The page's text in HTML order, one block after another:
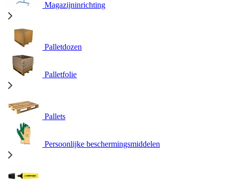
Magazijninrichting
Palletdozen
Palletfolie
Pallets
Persoonlijke beschermingsmiddelen